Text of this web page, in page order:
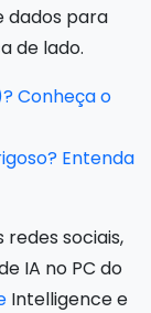
dados para
de lado.
Conheça o
Entenda
sociais,
IA no PC do
Intelligence e